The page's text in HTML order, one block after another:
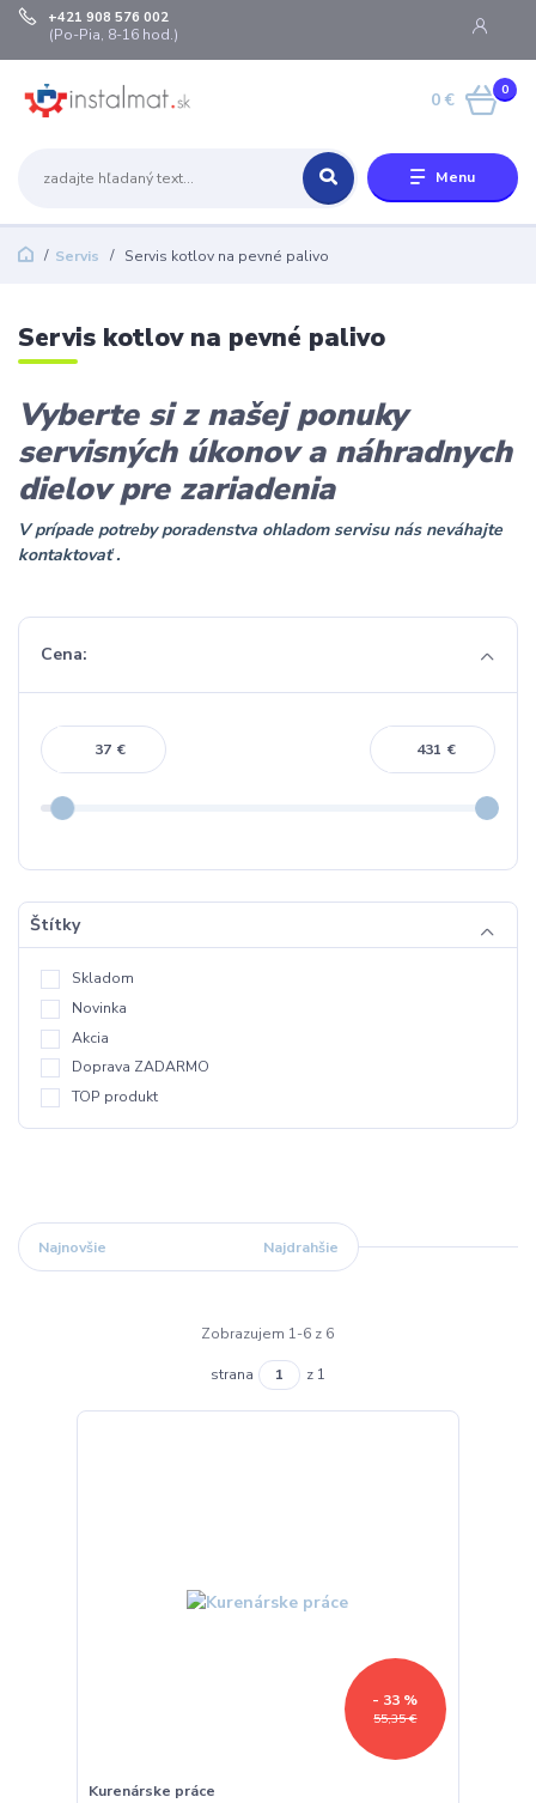
Menu
+421 908 576 002
(Po-Pia, 8-16 hod.)
0
0 €
Servis Servis kotlov na pevné palivo
Servis kotlov na pevné palivo
Vyberte si z našej ponuky
servisných úkonov a náhradnych
dielov pre zariadenia
V prípade potreby poradenstva ohladom servisu nás neváhajte
kontaktovať .
Cena:
€ €
Štítky
Skladom
Novinka
Akcia
Doprava ZADARMO
TOP produkt
Najnovšie Najdrahšie
Zobrazujem 1-6 z 6
strana z 1
55,35 €
- 33 %
Kurenárske práce